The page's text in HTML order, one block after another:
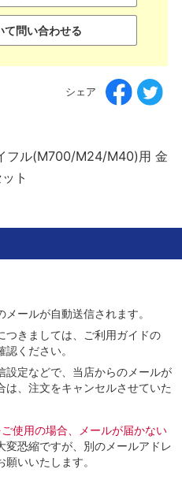
て問い合わせる
シェア
フル(M700/M24/M40)用 金
ト
ールが自動送信されます。
つきましては、ご利用ガイドの
認ください。
設定などで、当店からのメールが
は、注文をキャンセルさせていた
使用の場合、メールが届かない
変恐縮ですが、別のメールアドレ
いいたします。